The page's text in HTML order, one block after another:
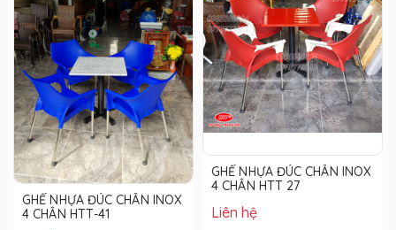
GHẾ NHỰA ĐÚC CHÂN INOX
4 CHÂN HTT-41
GHẾ NHỰA ĐÚC CHÂN INOX
4 CHÂN HTT 27
Liên hệ